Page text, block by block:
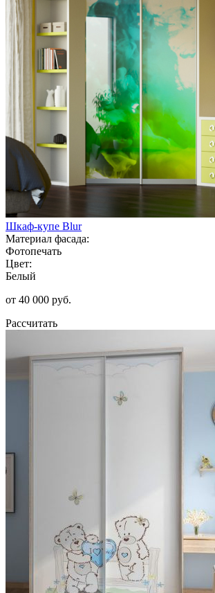
Шкаф-купе Blur
Материал фасада:
Фотопечать
Цвет:
Белый
от 40 000 руб.
Рассчитать